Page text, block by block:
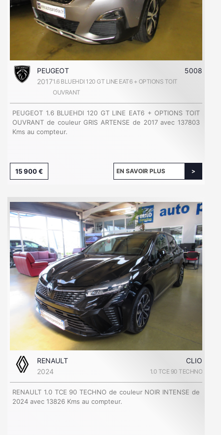
PEUGEOT
5008
20171.6 BLUEHDI 120 GT LINE EAT6 + OPTIONS TOIT
OUVRANT
PEUGEOT 1.6 BLUEHDI 120 GT LINE EAT6 + OPTIONS TOIT
OUVRANT de couleur GRIS ARTENSE de 2017 avec 137803
Kms au compteur.
15 900 € EN SAVOIR PLUS
RENAULT
CLIO
2024
1.0 TCE 90 TECHNO
RENAULT 1.0 TCE 90 TECHNO de couleur NOIR INTENSE de
2024 avec 13826 Kms au compteur.